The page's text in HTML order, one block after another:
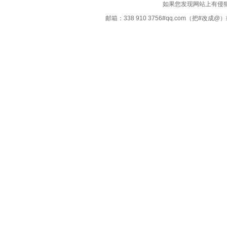
如果您发现网站上有侵
邮箱：338 910 3756#qq.com（把#改成@